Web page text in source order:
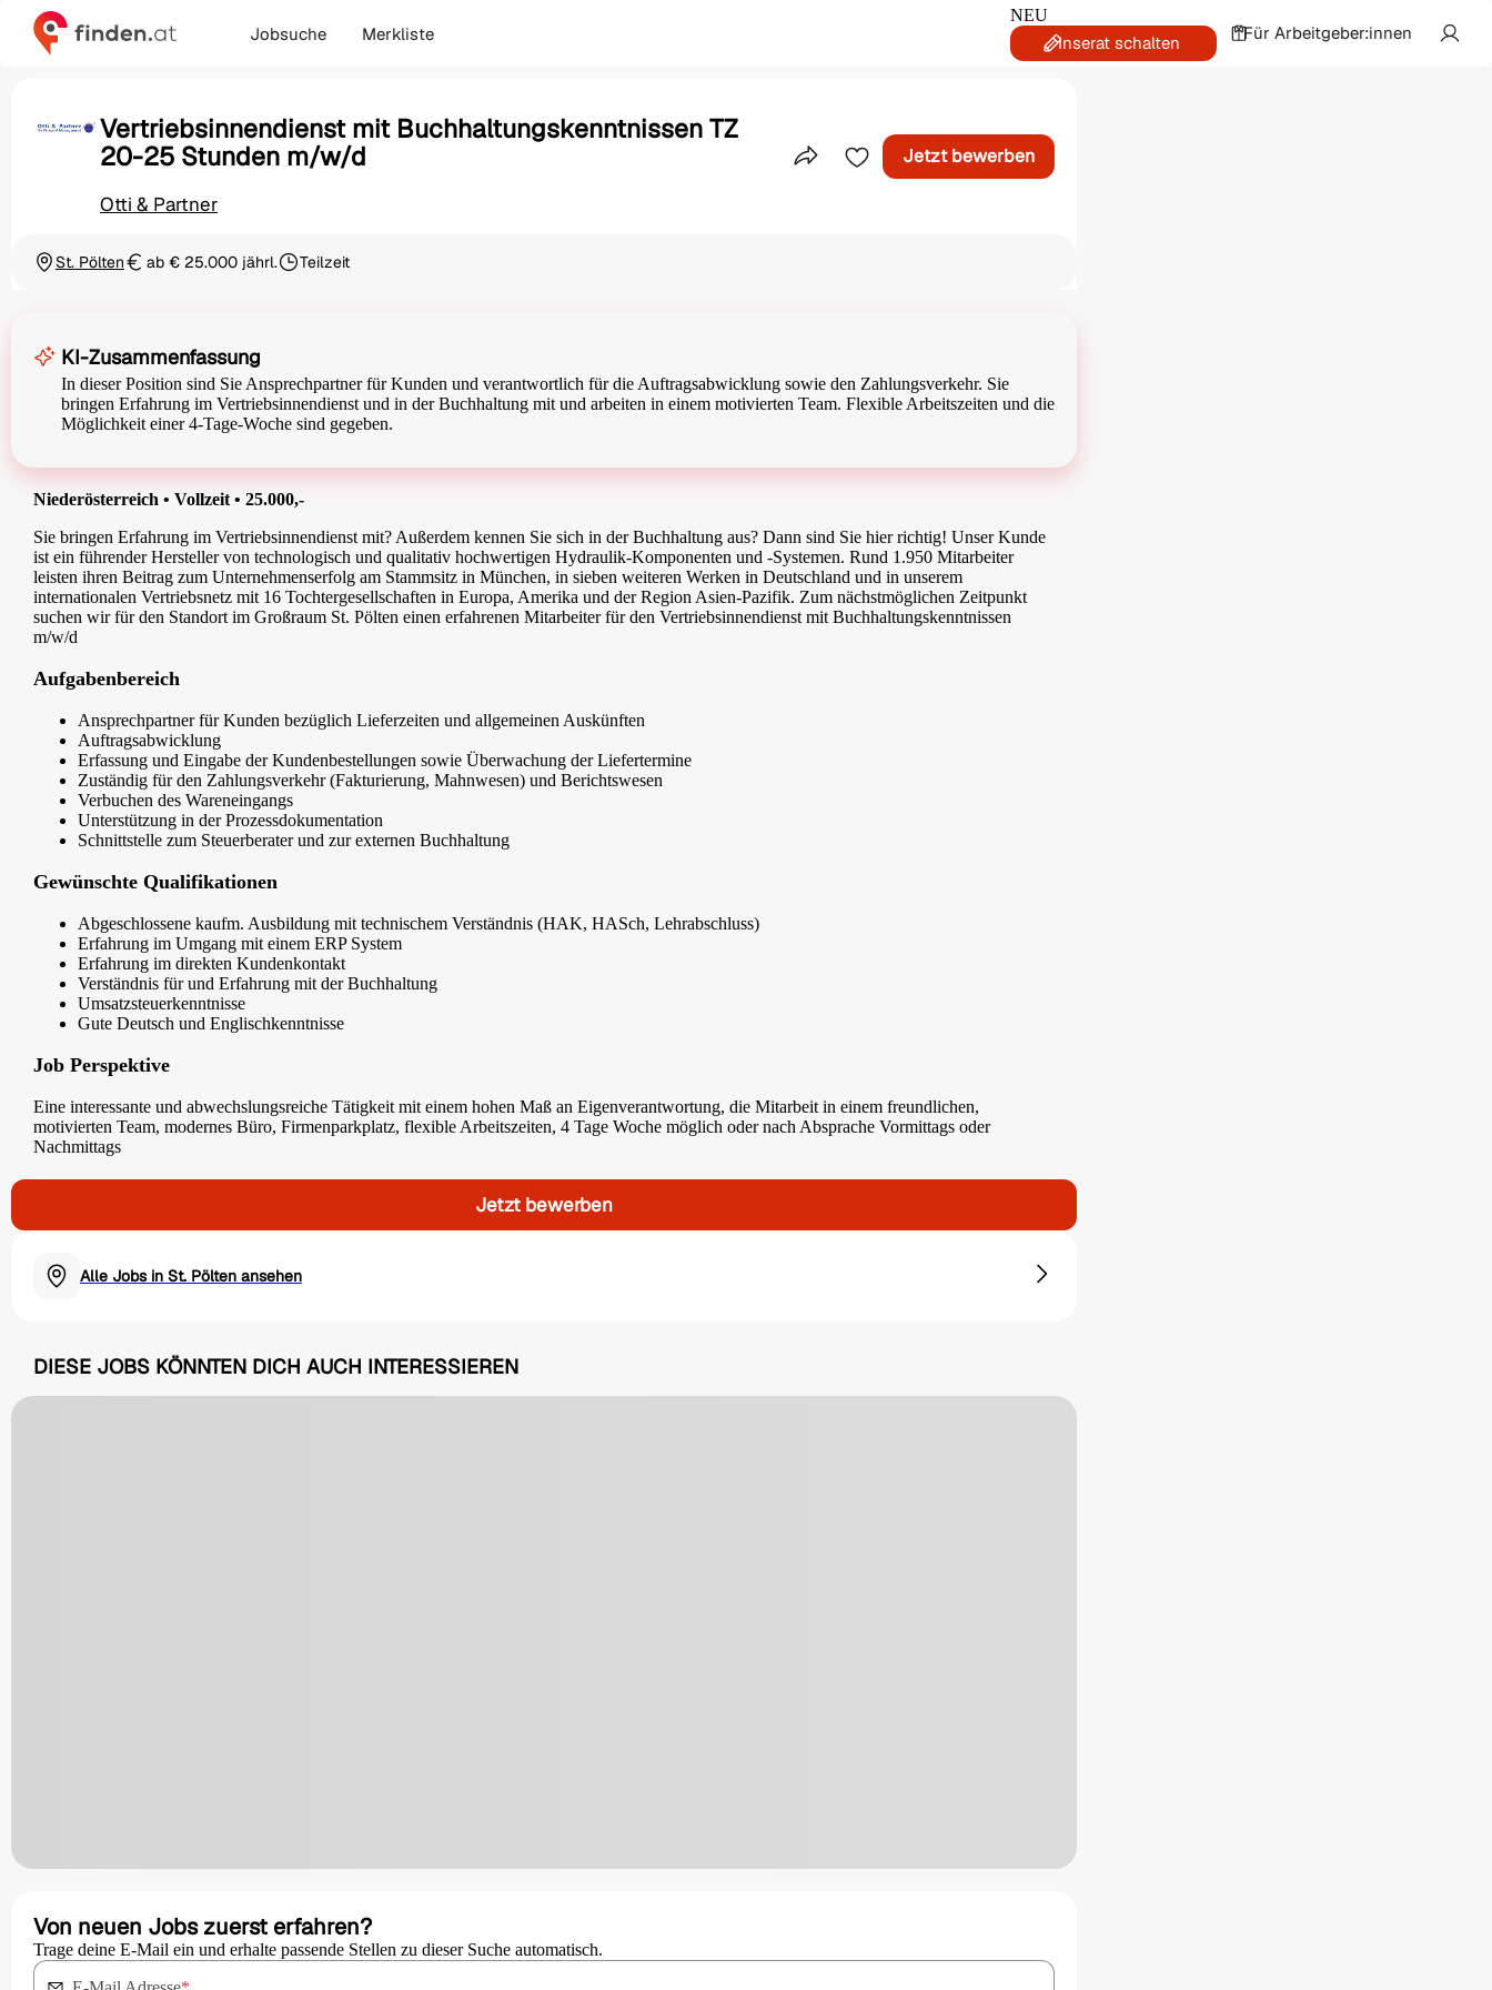
Jobsuche Merkliste
NEU
Inserat schalten Für Arbeitgeber:innen
Vertriebsinnendienst mit Buchhaltungskenntnissen TZ
20-25 Stunden m/w/d
Otti & Partner
Teile dieses Inserat
Jetzt bewerben
Ortschaft
St. PöltenGehaltab € 25.000 jährl.Beschäftigungsart
Teilzeit
KI-Zusammenfassung
In dieser Position sind Sie Ansprechpartner für Kunden und verantwortlich für die Auftragsabwicklung sowie den Zahlungsverkehr. Sie
bringen Erfahrung im Vertriebsinnendienst und in der Buchhaltung mit und arbeiten in einem motivierten Team. Flexible Arbeitszeiten und die
Möglichkeit einer 4-Tage-Woche sind gegeben.
Niederösterreich • Vollzeit • 25.000,-
Sie bringen Erfahrung im Vertriebsinnendienst mit? Außerdem kennen Sie sich in der Buchhaltung aus? Dann sind Sie hier richtig! Unser Kunde
ist ein führender Hersteller von technologisch und qualitativ hochwertigen Hydraulik-Komponenten und -Systemen. Rund 1.950 Mitarbeiter
leisten ihren Beitrag zum Unternehmenserfolg am Stammsitz in München, in sieben weiteren Werken in Deutschland und in unserem
internationalen Vertriebsnetz mit 16 Tochtergesellschaften in Europa, Amerika und der Region Asien-Pazifik. Zum nächstmöglichen Zeitpunkt
suchen wir für den Standort im Großraum St. Pölten einen erfahrenen Mitarbeiter für den Vertriebsinnendienst mit Buchhaltungskenntnissen
m/w/d
Aufgabenbereich
Ansprechpartner für Kunden bezüglich Lieferzeiten und allgemeinen Auskünften
Auftragsabwicklung
Erfassung und Eingabe der Kundenbestellungen sowie Überwachung der Liefertermine
Zuständig für den Zahlungsverkehr (Fakturierung, Mahnwesen) und Berichtswesen
Verbuchen des Wareneingangs
Unterstützung in der Prozessdokumentation
Schnittstelle zum Steuerberater und zur externen Buchhaltung
Gewünschte Qualifikationen
Abgeschlossene kaufm. Ausbildung mit technischem Verständnis (HAK, HASch, Lehrabschluss)
Erfahrung im Umgang mit einem ERP System
Erfahrung im direkten Kundenkontakt
Verständnis für und Erfahrung mit der Buchhaltung
Umsatzsteuerkenntnisse
Gute Deutsch und Englischkenntnisse
Job Perspektive
Eine interessante und abwechslungsreiche Tätigkeit mit einem hohen Maß an Eigenverantwortung, die Mitarbeit in einem freundlichen,
motivierten Team, modernes Büro, Firmenparkplatz, flexible Arbeitszeiten, 4 Tage Woche möglich oder nach Absprache Vormittags oder
Nachmittags
Jetzt bewerben
Alle Jobs in St. Pölten ansehen
DIESE JOBS KÖNNTEN DICH AUCH INTERESSIEREN
Von neuen Jobs zuerst erfahren?
Trage deine E-Mail ein und erhalte passende Stellen zu dieser Suche automatisch.